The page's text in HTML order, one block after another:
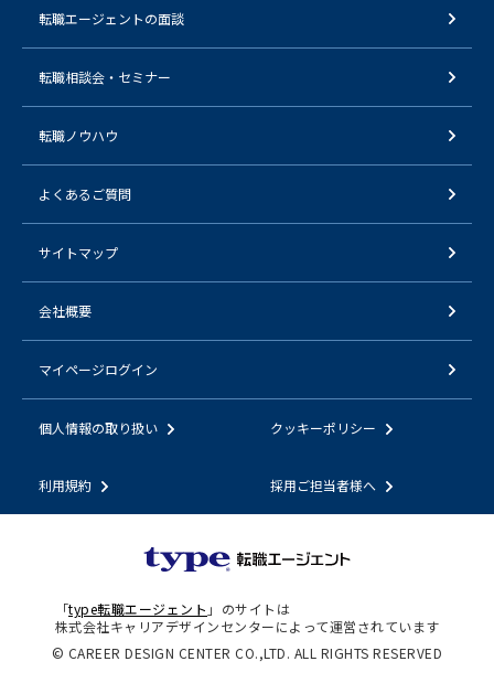
転職エージェントの面談
転職相談会・セミナー
転職ノウハウ
よくあるご質問
サイトマップ
会社概要
マイページログイン
個人情報の取り扱い クッキーポリシー
利用規約 採用ご担当者様へ
「type転職エージェント 」のサイトは
株式会社キャリアデザインセンターによって運営されています
© CAREER DESIGN CENTER CO.,LTD. ALL RIGHTS RESERVED